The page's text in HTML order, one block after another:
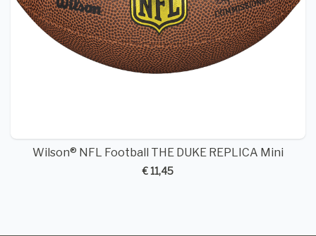
Wilson® NFL Football THE DUKE REPLICA Mini
€ 11,45